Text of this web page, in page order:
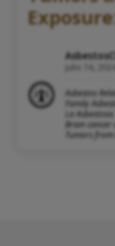
julio 16, 2024
Asbestos
Family
La Asbestosis
Brain cancer
Tumors